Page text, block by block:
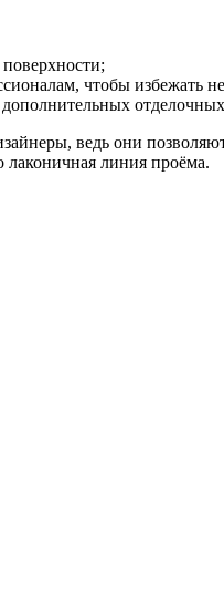
чтобы избежать
ведь они
лаконичная линия проёма.